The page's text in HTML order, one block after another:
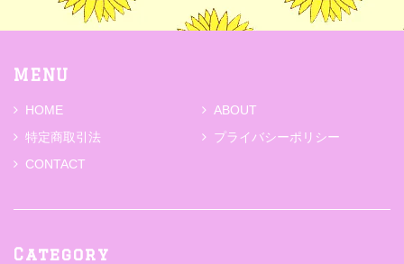
MENU
HOME
ABOUT
特定商取引法
プライバシーポリシー
CONTACT
Category